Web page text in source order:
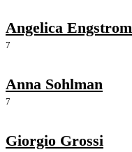
Angelica Engstrom
7
Anna Sohlman
7
Giorgio Grossi